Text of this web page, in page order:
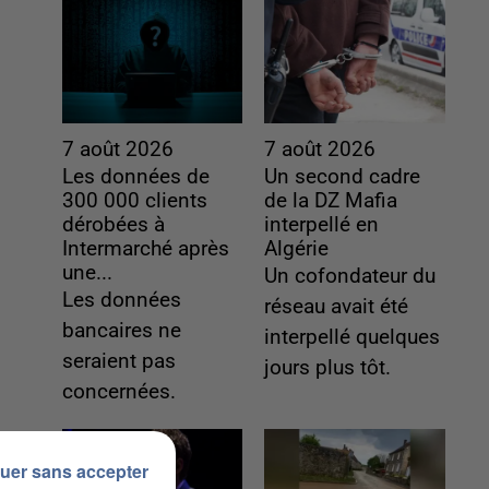
7 août 2026
Les données de
300 000 clients
dérobées à
Intermarché après
une...
Les données
bancaires ne
seraient pas
concernées.
7 août 2026
Un second cadre
de la DZ Mafia
interpellé en
Algérie
Un cofondateur du
réseau avait été
interpellé quelques
jours plus tôt.
sans accepter